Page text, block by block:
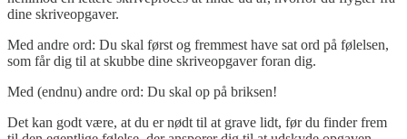
dine skriveopgaver.
Med andre ord: Du skal først og fremmest have sat ord på følelsen,
som får dig til at skubbe dine skriveopgaver foran dig.
Med (endnu) andre ord: Du skal op på briksen!
Det kan godt være, at du er nødt til at grave lidt, før du finder frem